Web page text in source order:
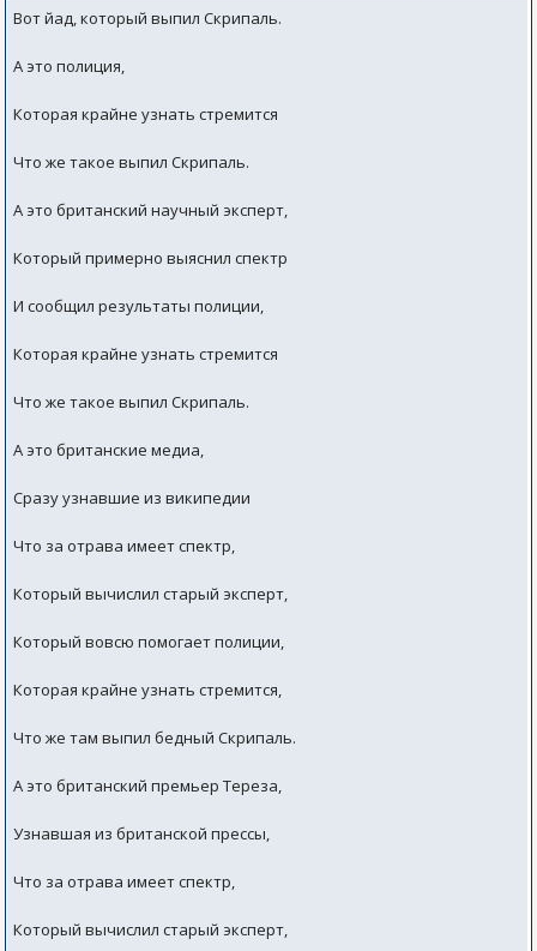
Вот йад, который выпил Скрипаль.
А это полиция,
Которая крайне узнать стремится
Что же такое выпил Скрипаль.
А это британский научный эксперт,
Который примерно выяснил спектр
И сообщил результаты полиции,
Которая крайне узнать стремится
Что же такое выпил Скрипаль.
А это британские медиа,
Сразу узнавшие из википедии
Что за отрава имеет спектр,
Который вычислил старый эксперт,
Который вовсю помогает полиции,
Которая крайне узнать стремится,
Что же там выпил бедный Скрипаль.
А это британский премьер Тереза,
Узнавшая из британской прессы,
Что за отрава имеет спектр,
Который вычислил старый эксперт,